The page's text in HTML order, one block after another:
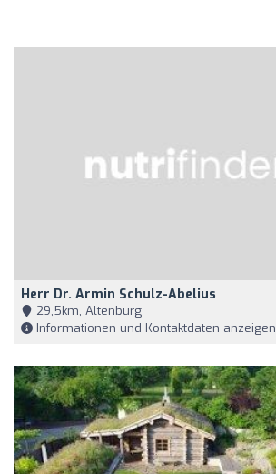
Herr Dr. Armin Schulz-Abelius
29,5km, Altenburg
Informationen und Kontaktdaten anzeigen